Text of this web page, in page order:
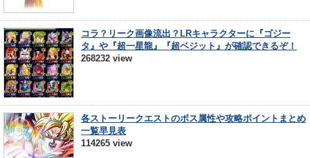
コラ？リーク画像流出？LRキャラクターに『ゴジー
タ』や『超一星龍』『超ベジット』が確認できるぞ！
268232 view
各ストーリークエストのボス属性や攻略ポイントまとめ
一覧早見表
114265 view